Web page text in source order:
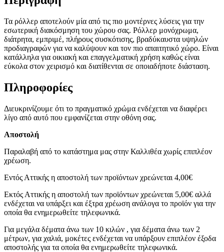
Τα ρόλλερ αποτελούν μία από τις πιο μοντέρνες λύσεις για την
εσωτερική διακόσμηση του χώρου σας. Ρόλλερ μονόχρωμα,
διάτρητα, εμπριμέ, πλήρους συσκότισης, βραδύκαυστα υψηλών
προδιαγραφών για να καλύψουν και τον πιο απαιτητικό χώρο. Είναι
κατάλληλα για οικιακή και επαγγελματική χρήση καθώς είναι
εύκολα στον χειρισμό και διατίθενται σε οποιαδήποτε διάσταση.
Πληροφορίες
Διευκρινίζουμε ότι το πραγματικό χρώμα ενδέχεται να διαφέρει
λίγο από αυτό που εμφανίζεται στην οθόνη σας.
Αποστολή
Παραλαβή από το κατάστημα μας στην Καλλιθέα χωρίς επιπλέον
χρέωση.
Εντός Αττικής η αποστολή των προϊόντων χρεώνεται 4,00€
Εκτός Αττικής η αποστολή των προϊόντων χρεώνεται 5,00€ αλλά
ενδέχεται να υπάρξει και έξτρα χρέωση ανάλογα το προϊόν για την
οποία θα ενημερωθείτε τηλεφωνικά.
Για μεγάλα δέματα άνω των 10 κιλών , για δέματα άνω των 2
μέτρων, για χαλιά, μοκέτες ενδέχεται να υπάρξουν επιπλέον έξοδα
αποστολής για τα οποία θα ενημερωθείτε τηλεφωνικά.